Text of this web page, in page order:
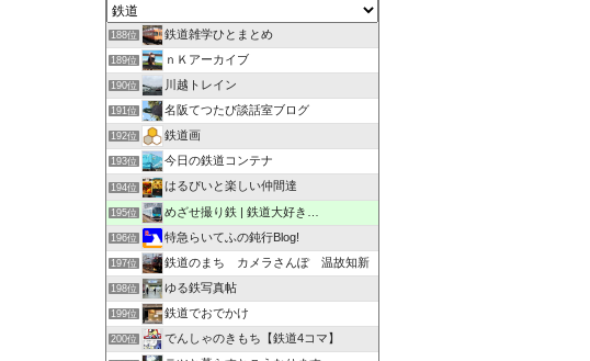
188位 鉄道雑学ひとまとめ
189位 ｎＫアーカイブ
190位 川越トレイン
191位 名阪てつたび談話室ブログ
192位 鉄道画
193位 今日の鉄道コンテナ
194位 はるぴいと楽しい仲間達
195位 めざせ撮り鉄 | 鉄道大好き…
196位 特急らいてふの鈍行Blog!
197位 鉄道のまち カメラさんぽ 温故知新
198位 ゆる鉄写真帖
199位 鉄道でおでかけ
200位 でんしゃのきもち【鉄道4コマ】